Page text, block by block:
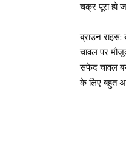
चक्र पूरा हो
ब्राउन
चावल पर
सफेद चावल
के लिए बहुत